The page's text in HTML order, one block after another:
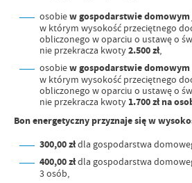
osobiew gospodarstwie
w którym wysokość przeciętnego
obliczonego w oparciu o ustawę o
nie przekracza kwoty2.500 zł,
osobiew gospodarstwie
w którym wysokość przeciętnego
obliczonego w oparciu o ustawę o
nie przekracza kwoty 1.700 zł na
Bon energetyczny przyznaje się w
300,00 złdla gospodarstwa
400,00 złdla gospodarstwa
3 osób,